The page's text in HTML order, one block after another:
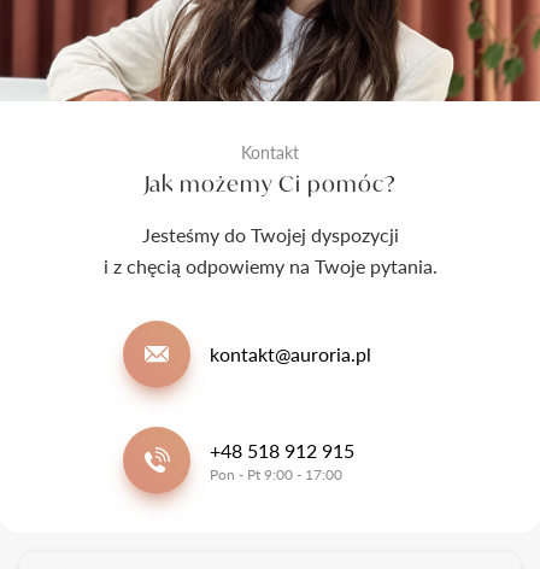
Kontakt
Jak możemy Ci pomóc?
Jesteśmy do Twojej dyspozycji
i z chęcią odpowiemy na Twoje pytania.
kontakt@auroria.pl
+48 518 912 915
Pon - Pt 9:00 - 17:00